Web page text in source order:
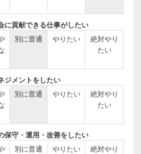
に貢献できる仕事がしたい
別に普通 やりたい
絶対やり
たい
ジメントをしたい
別に普通 やりたい
絶対やり
たい
保守・運用・改善をしたい
別に普通 やりたい
絶対やり